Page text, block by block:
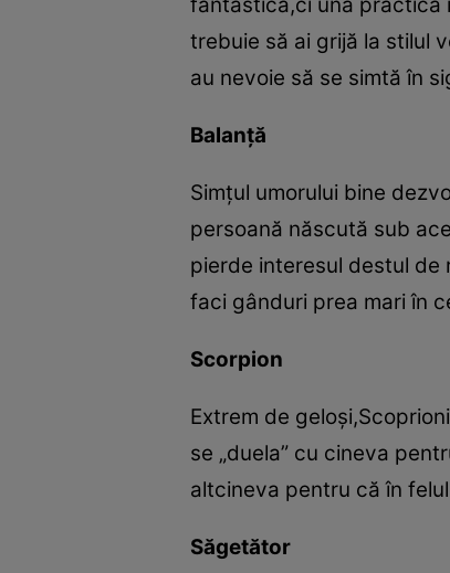
fantastică,ci una practică
trebuie să ai grijă la stilul
au nevoie să se simtă în
Balanţă
Simţul umorului bine
persoană născută sub
pierde interesul destul
faci gânduri prea mari în
Scorpion
Extrem de
se „duela” cu cineva
altcineva pentru că în
Săgetător